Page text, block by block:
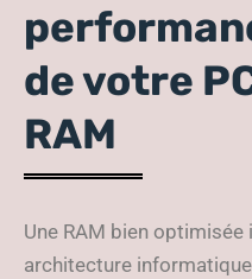
de votre
RAM
Une RAM bien optimisée
architecture